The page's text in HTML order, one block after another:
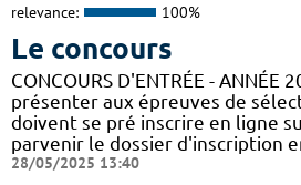
relevance: 100%
Le concours
CONCOURS D'ENTRÉE - ANNÉE
présenter aux épreuves de
doivent se pré inscrire en ligne
parvenir le dossier d'inscription
28/05/2025 13:40